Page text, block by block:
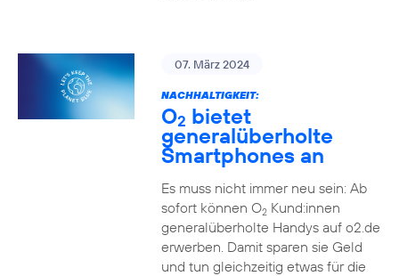
07. März 2024
NACHHALTIGKEIT:
O2 bietet
generalüberholte
Smartphones an
Es muss nicht immer neu sein: Ab
sofort können O2Kund:innen
generalüberholte Handys auf o2.de
erwerben. Damit sparen sie Geld
und tun gleichzeitig etwas für die